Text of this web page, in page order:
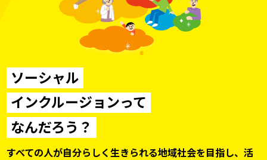
ソーシャル
インクルージョンって
なんだろう？
すべての人が自分らしく生きられる地域社会を目指し、活